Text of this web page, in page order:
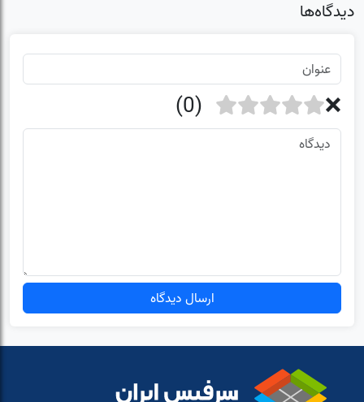
دیدگاه‌ها
ارسال دیدگاه